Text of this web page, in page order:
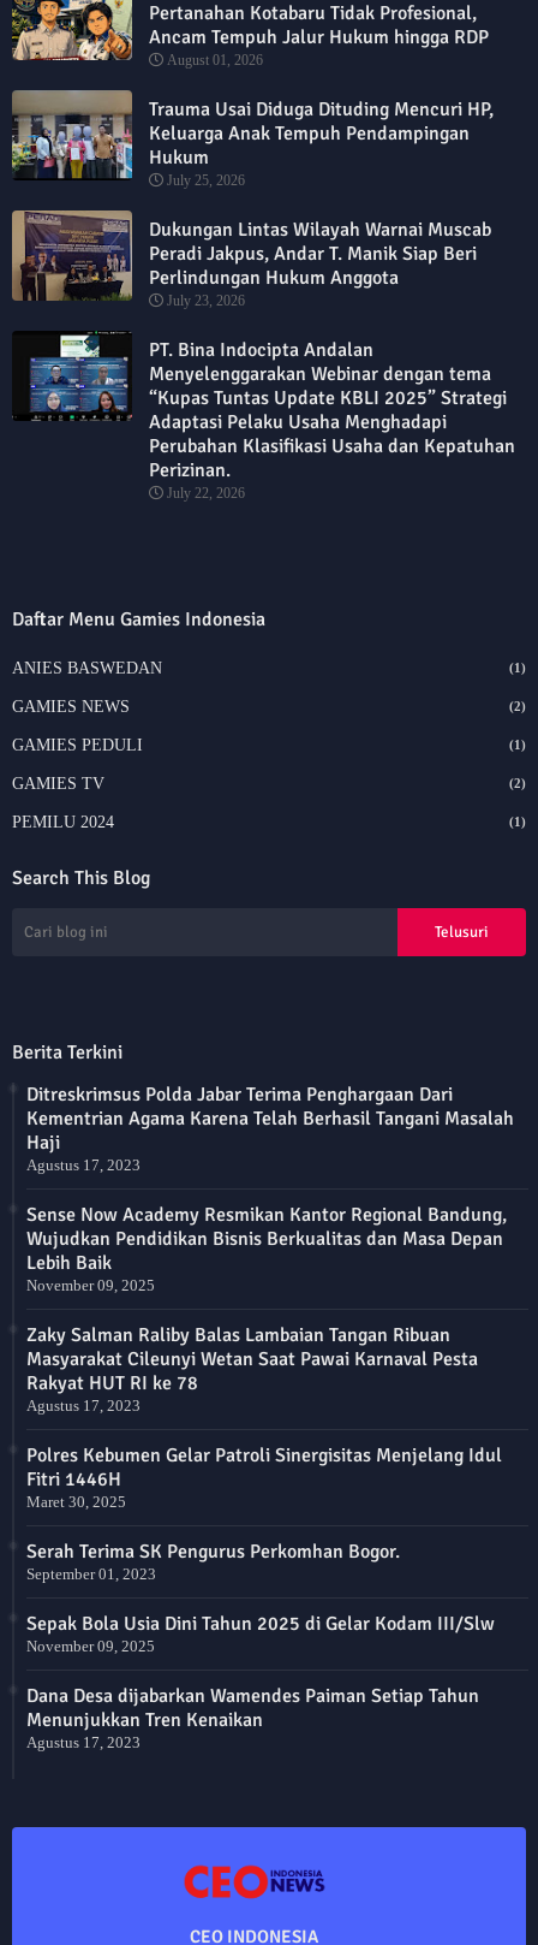
Pertanahan Kotabaru Tidak Profesional,
Ancam Tempuh Jalur Hukum hingga RDP
August 01, 2026
Trauma Usai Diduga Dituding Mencuri HP,
Keluarga Anak Tempuh Pendampingan
Hukum
July 25, 2026
Dukungan Lintas Wilayah Warnai Muscab
Peradi Jakpus, Andar T. Manik Siap Beri
Perlindungan Hukum Anggota
July 23, 2026
PT. Bina Indocipta Andalan
Menyelenggarakan Webinar dengan tema
“Kupas Tuntas Update KBLI 2025” Strategi
Adaptasi Pelaku Usaha Menghadapi
Perubahan Klasifikasi Usaha dan Kepatuhan
Perizinan.
July 22, 2026
Daftar Menu Gamies Indonesia
ANIES BASWEDAN (1)
GAMIES NEWS (2)
GAMIES PEDULI (1)
GAMIES TV (2)
PEMILU 2024 (1)
Search This Blog
Berita Terkini
Ditreskrimsus Polda Jabar Terima Penghargaan Dari
Kementrian Agama Karena Telah Berhasil Tangani Masalah
Haji
Agustus 17, 2023
Sense Now Academy Resmikan Kantor Regional Bandung,
Wujudkan Pendidikan Bisnis Berkualitas dan Masa Depan
Lebih Baik
November 09, 2025
Zaky Salman Raliby Balas Lambaian Tangan Ribuan
Masyarakat Cileunyi Wetan Saat Pawai Karnaval Pesta
Rakyat HUT RI ke 78
Agustus 17, 2023
Polres Kebumen Gelar Patroli Sinergisitas Menjelang Idul
Fitri 1446H
Maret 30, 2025
Serah Terima SK Pengurus Perkomhan Bogor.
September 01, 2023
Sepak Bola Usia Dini Tahun 2025 di Gelar Kodam III/Slw
November 09, 2025
Dana Desa dijabarkan Wamendes Paiman Setiap Tahun
Menunjukkan Tren Kenaikan
Agustus 17, 2023
CEO INDONESIA